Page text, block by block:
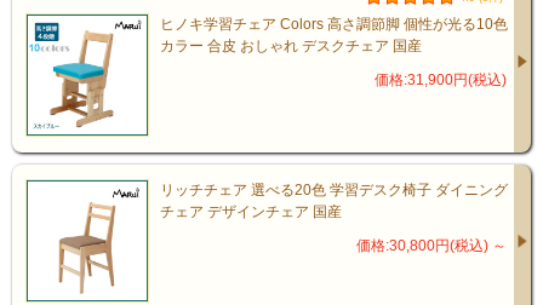
ヒノキ学習チェア Colors 高さ調節脚 個性が光る10色
カラー 合皮 おしゃれ デスクチェア 国産
価格:31,900円(税込)
リッチチェア 選べる20色 学習デスク椅子 ダイニング
チェア デザインチェア 国産
価格:30,800円(税込) ～